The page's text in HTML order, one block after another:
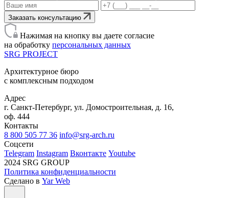
Заказать консультацию
Нажимая на кнопку вы даете согласие
на обработку персональных данных
SRG PROJECT
Архитектурное бюро
с комплексным подходом
Адрес
г. Санкт-Петербург, ул. Домостроительная, д. 16,
оф. 444
Контакты
8 800 505 77 36 info@srg-arch.ru
Соцсети
Telegram Instagram Вконтакте Youtube
2024 SRG GROUP
Политика конфиденциальности
Сделано в Yar Web